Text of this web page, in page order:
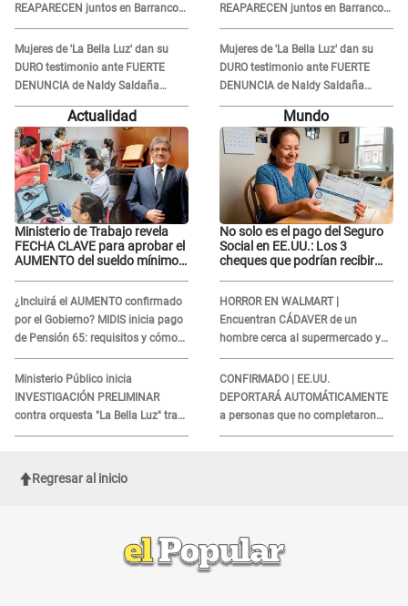
REAPARECEN juntos en Barranco
luego de estar SEPARADOS durante
casi cuatro meses
Mujeres de 'La Bella Luz' dan su
DURO testimonio ante FUERTE
DENUNCIA de Naldy Saldaña
contra director: "Cualquier
acusación de apañamiento..."
REAPARECEN juntos en Barranco
luego de estar SEPARADOS durante
casi cuatro meses
Mujeres de 'La Bella Luz' dan su
DURO testimonio ante FUERTE
DENUNCIA de Naldy Saldaña
contra director: "Cualquier
acusación de apañamiento..."
Actualidad
Ministerio de Trabajo revela
FECHA CLAVE para aprobar el
AUMENTO del sueldo mínimo:
¿Incluirá el AUMENTO confirmado
por el Gobierno? MIDIS inicia pago
de Pensión 65: requisitos y cómo
obtener el beneficio economico
Ministerio Público inicia
INVESTIGACIÓN PRELIMINAR
contra orquesta "La Bella Luz" tras
DENUNCIA de Naldy Saldaña
Mundo
No solo es el pago del Seguro
Social en EE.UU.: Los 3
cheques que podrían recibir
HORROR EN WALMART |
Encuentran CÁDAVER de un
hombre cerca al supermercado y
esto reveló la autopsia que le
realizaron
CONFIRMADO | EE.UU.
DEPORTARÁ AUTOMÁTICAMENTE
a personas que no completaron
este formulario clave
Regresar al inicio